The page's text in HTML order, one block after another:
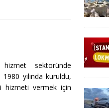
sektöründe
yılında kuruldu,
hizmeti vermek için